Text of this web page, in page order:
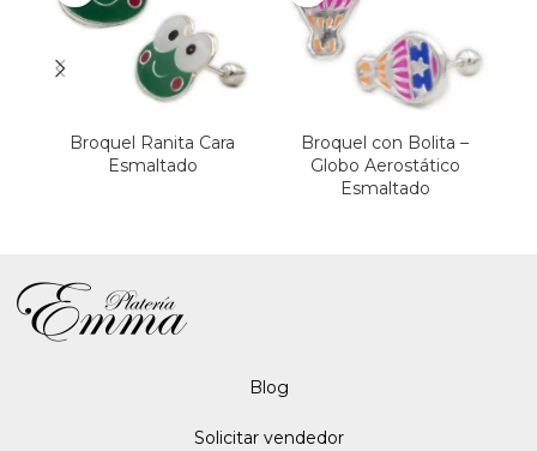
Broquel Ranita Cara
Esmaltado
Broquel con Bolita –
Globo Aerostático
Esmaltado
Blog
Solicitar vendedor